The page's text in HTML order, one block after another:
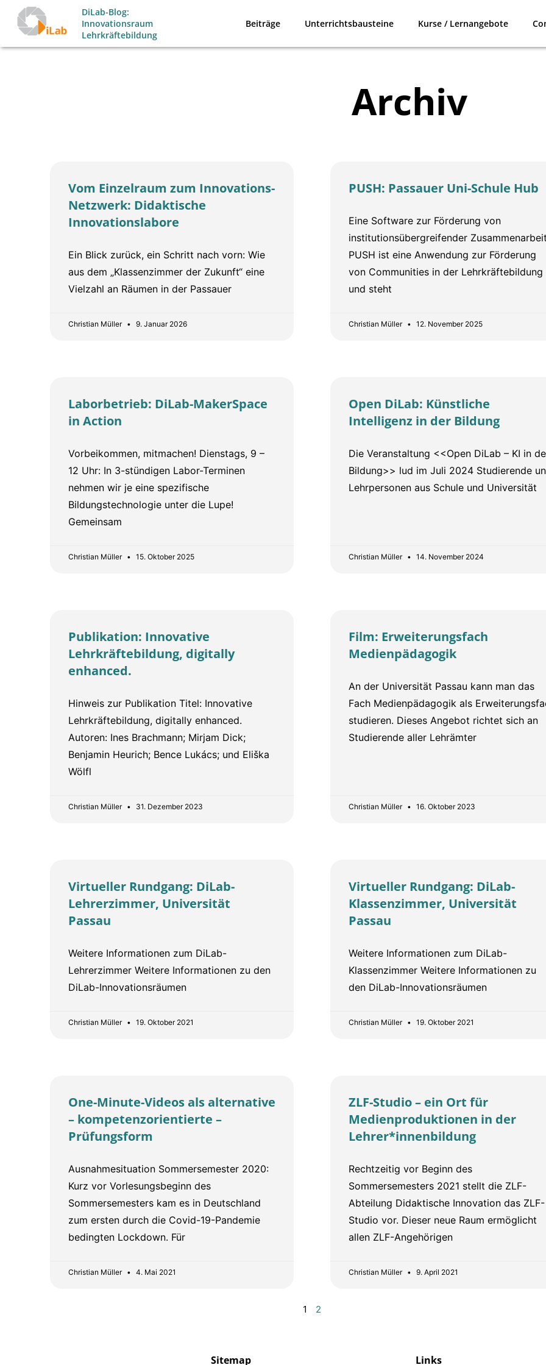
Inhalt
DiLab-Blog:
Innovationsraum
Lehrkräftebildung
Beiträge Unterrichtsbausteine Kurse / Lernangebote
Archiv
Vom Einzelraum zum Innovations-
Netzwerk: Didaktische
Innovationslabore
Ein Blick zurück, ein Schritt nach vorn: Wie
aus dem „Klassenzimmer der Zukunft“ eine
Vielzahl an Räumen in der Passauer
Christian Müller 9. Januar 2026
PUSH: Passauer Uni-Schule Hub
Eine Software zur Förderung von
institutionsübergreifender
PUSH ist eine Anwendung zur Förderung
von Communities in der Lehrkräftebildung
und steht
Christian Müller 12. November 2025
Laborbetrieb: DiLab-MakerSpace
in Action
Vorbeikommen, mitmachen! Dienstags, 9 –
12 Uhr: In 3-stündigen Labor-Terminen
nehmen wir je eine spezifische
Bildungstechnologie unter die Lupe!
Gemeinsam
Christian Müller 15. Oktober 2025
Open DiLab: Künstliche
Intelligenz in der Bildung
Die Veranstaltung <<Open DiLab – KI in
Bildung>> lud im Juli 2024 Studierende
Lehrpersonen aus Schule und Universität
Christian Müller 14. November 2024
Publikation: Innovative
Lehrkräftebildung, digitally
enhanced.
Hinweis zur Publikation Titel: Innovative
Lehrkräftebildung, digitally enhanced.
Autoren: Ines Brachmann; Mirjam Dick;
Benjamin Heurich; Bence Lukács; und Eliška
Wölfl
Christian Müller 31. Dezember 2023
Film: Erweiterungsfach
Medienpädagogik
An der Universität Passau kann man das
Fach Medienpädagogik als
studieren. Dieses Angebot richtet sich an
Studierende aller Lehrämter
Christian Müller 16. Oktober 2023
Virtueller Rundgang: DiLab-
Lehrerzimmer, Universität
Passau
Weitere Informationen zum DiLab-
Lehrerzimmer Weitere Informationen zu den
DiLab-Innovationsräumen
Christian Müller 19. Oktober 2021
Virtueller Rundgang: DiLab-
Klassenzimmer, Universität
Passau
Weitere Informationen zum DiLab-
Klassenzimmer Weitere Informationen zu
den DiLab-Innovationsräumen
Christian Müller 19. Oktober 2021
One-Minute-Videos als alternative
– kompetenzorientierte –
Prüfungsform
Ausnahmesituation Sommersemester 2020:
Kurz vor Vorlesungsbeginn des
Sommersemesters kam es in Deutschland
zum ersten durch die Covid-19-Pandemie
bedingten Lockdown. Für
Christian Müller 4. Mai 2021
ZLF-Studio – ein Ort für
Medienproduktionen in der
Lehrer*innenbildung
Rechtzeitig vor Beginn des
Sommersemesters 2021 stellt die ZLF-
Abteilung Didaktische Innovation das ZLF-
Studio vor. Dieser neue Raum ermöglicht
allen ZLF-Angehörigen
Christian Müller 9. April 2021
1 2
Sitemap Links